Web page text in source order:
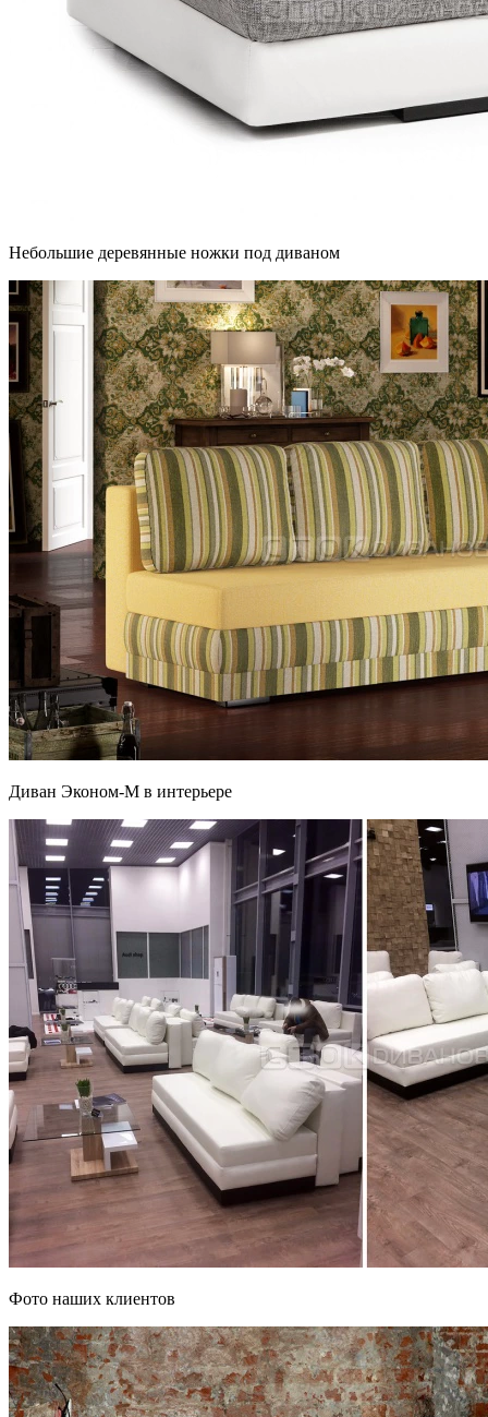
Небольшие деревянные ножки под диваном
Диван Эконом-М в интерьере
Фото наших клиентов